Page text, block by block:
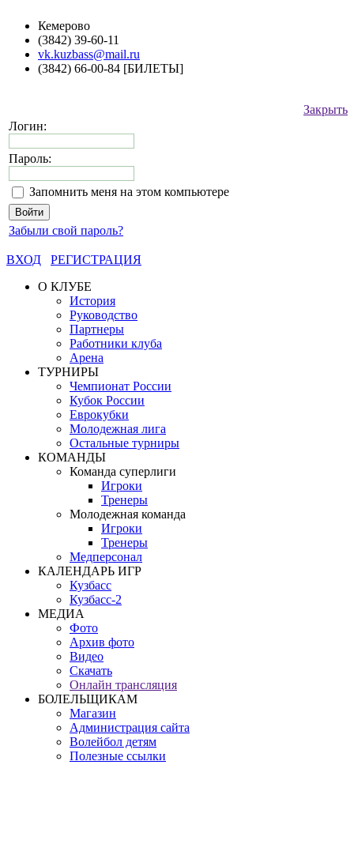
Кемерово
(3842) 39-60-11
vk.kuzbass@mail.ru
(3842) 66-00-84 [БИЛЕТЫ]
Закрыть
Логин:
Пароль:
Запомнить меня на этом компьютере
Забыли свой пароль?
ВХОД
РЕГИСТРАЦИЯ
О КЛУБЕ
История
Руководство
Партнеры
Работники клуба
Арена
ТУРНИРЫ
Чемпионат России
Кубок России
Еврокубки
Молодежная лига
Остальные турниры
КОМАНДЫ
Команда суперлиги
Игроки
Тренеры
Молодежная команда
Игроки
Тренеры
Медперсонал
КАЛЕНДАРЬ ИГР
Кузбасс
Кузбасс-2
МЕДИА
Фото
Архив фото
Видео
Скачать
Онлайн трансляция
БОЛЕЛЬЩИКАМ
Магазин
Администрация сайта
Волейбол детям
Полезные ссылки